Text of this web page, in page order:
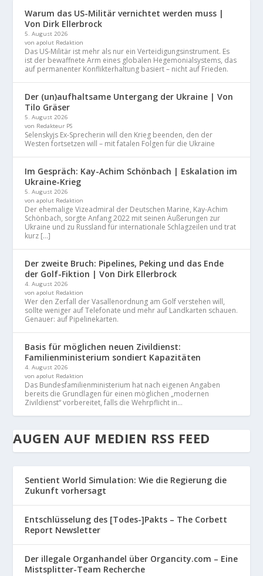
Warum das US-Militär vernichtet werden muss |
Von Dirk Ellerbrock
5. August 2026
von apolut Redaktion
Das US-Militär ist mehr als nur ein Verteidigungsinstrument. Es
ist der bewaffnete Arm eines globalen Hegemonialsystems, das
auf permanenter Konflikterhaltung basiert – nicht auf Frieden.
Der (un)aufhaltsame Untergang der Ukraine | Von
Tilo Gräser
5. August 2026
von Redakteur PS
Selenskyjs Ex-Sprecherin will den Krieg beenden, den der
Westen fortsetzen will – mit fatalen Folgen für die Ukraine
Im Gespräch: Kay-Achim Schönbach | Eskalation im
Ukraine-Krieg
5. August 2026
von apolut Redaktion
Der ehemalige Vizeadmiral der Deutschen Marine, Kay-Achim
Schönbach, sorgte Anfang 2022 mit seinen Äußerungen zur
Ukraine und zu Russland für internationale Schlagzeilen und trat
kurz […]
Der zweite Bruch: Pipelines, Peking und das Ende
der Golf-Fiktion | Von Dirk Ellerbrock
4. August 2026
von apolut Redaktion
Wer den Zerfall der Vasallenordnung am Golf verstehen will,
sollte weniger auf Telefonate und mehr auf Landkarten schauen.
Genauer: auf Pipelinekarten.
Basis für möglichen neuen Zivildienst:
Familienministerium sondiert Kapazitäten
4. August 2026
von apolut Redaktion
Das Bundesfamilienministerium hat nach eigenen Angaben
bereits die Grundlagen für einen möglichen „modernen
Zivildienst“ vorbereitet, falls die Wehrpflicht in...
AUGEN AUF MEDIEN RSS FEED
Sentient World Simulation: Wie die Regierung die
Zukunft vorhersagt
Entschlüsselung des [Todes-]Pakts – The Corbett
Report Newsletter
Der illegale Organhandel über Organcity.com – Eine
Mistsplitter-Team Recherche